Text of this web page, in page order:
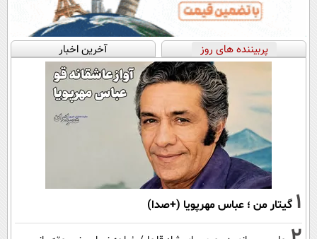
پربیننده های روز آخرین اخبار
1 گیتار من ؛ عباس مهرپویا (+صدا)